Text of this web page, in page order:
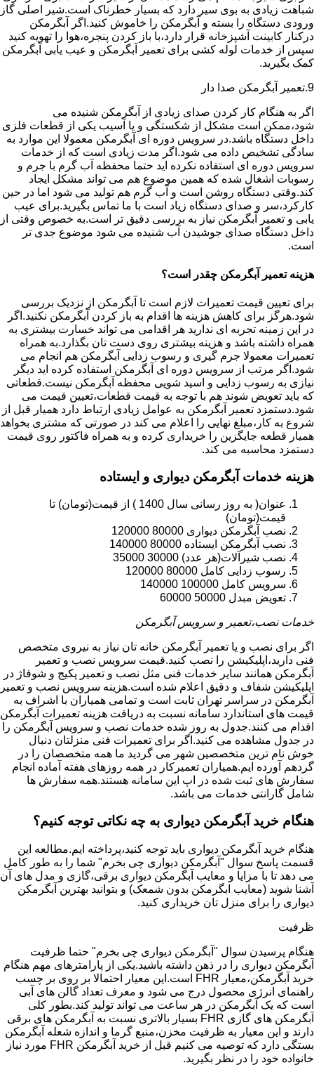
شباهت زیادی به بوی سیر دارد که بسیار خطرناک است.شیر اصلی گاز
ورودی دستگاه را بسته و آبگرمکن را خاموش کنید.اگر آبگرمکن
درکنار کابینت آشپزخانه قرار دارد،با باز کردن پنجره،هوا را تهویه کنید
سپس از خدمات لوله کشی برای تعمیر آبگرمکن و عیب یابی آبگرمکن
کمک بگیرید.
9.تعمیر آبگرمکن صدا دار
اگر به هنگام کار کردن صدای زیادی از آبگرمکن شنیده می
شود،ممکن است مشکل از شکستگی و یا آسیب یکی از قطعات فلزی
داخل دستگاه باشد.در سرویس دوره ای آبگرمکن معمولا این موارد به
سادگی تشخیص داده می شود.اگر مدت زیادی است که از خدمات
سرویس دوره ای استفاده نکرده اید حتما محفظه آب گرم با جرم و
رسوبات اشغال شده که همین موضوع هم می تواند مشکل ایجاد
کند.وقتی دستگاه روشن است و آب گرم هم تولید می شود اما در حین
کارکرد،سر و صدای دستگاه زیاد است با ما تماس بگیرید.برای عیب
یابی و تعمیر آبگرمکن نیاز به بررسی دقیق تر است.به خصوص وقتی از
داخل دستگاه صدای جوشیدن آب شنیده می شود موضوع جدی تر
است.
هزینه تعمیر آبگرمکن چقدر است؟
برای تعیین قیمت تعمیرات لازم است تا آبگرمکن از نزدیک بررسی
شود.هرگز برای کاهش هزینه ها اقدام به باز کردن آبگرمکن نکنید.اگر
در این زمینه تجربه ای ندارید هر اقدامی می تواند خسارت بیشتری به
همراه داشته باشد و هزینه بیشتری روی دست تان بگذارد.به همراه
تعمیرات معمولا جرم گیری و رسوب زدایی آبگرمکن هم انجام می
شود.اگر مرتب از سرویس دوره ای آبگرمکن استفاده کرده اید دیگر
نیازی به رسوب زدایی و اسید شویی محفظه آبگرمکن نیست.قطعاتی
که باید تعویض شوند هم با توجه به قیمت قطعات،تعیین قیمت می
شود.دستمزد تعمیر آبگرمکن به عوامل زیادی ارتباط دارد همیار قبل از
شروع به کار،مبلغ نهایی را اعلام می کند در صورتی که مشتری بخواهد
همیار قطعه جایگزین را خریداری کرده و به همراه فاکتور روی قیمت
دستمزد محاسبه می کند.
هزینه خدمات آبگرمکن دیواری و ایستاده
عنوان( به روز رسانی سال 1400 ) از قیمت(تومان) تا
قیمت(تومان)
نصب آبگرمکن دیواری 80000 120000
نصب آبگرمکن ایستاده 80000 140000
نصب شیرآلات(هر عدد) 30000 35000
رسوب زدایی کامل 80000 120000
سرویس کامل 100000 140000
تعویض مبدل 50000 60000
خدمات نصب،تعمیر و سرویس آبگرمکن
اگر برای نصب و یا تعمیر آبگرمکن خانه تان نیاز به نیروی متخصص
فنی دارید،اپلیکیشن را نصب کنید.قیمت سرویس نصب و تعمیر
آبگرمکن همانند سایر خدمات فنی مثل نصب و تعمیر پکیج و شوفاژ در
اپلیکیشن شفاف و دقیق اعلام شده است.هزینه سرویس نصب و تعمیر
آبگرمکن در سراسر تهران ثابت است و تمامی همیاران با اشراف به
قیمت های استاندارد سامانه نسبت به دریافت هزینه تعمیرات آبگرمکن
اقدام می کنند.جدول به روز شده خدمات نصب و سرویس آبگرمکن را
در جدول مشاهده می کنید.اگر برای تعمیرات فنی منزلتان دنبال
خوش نام ترین متخصصین شهر می گردید ما همه متخصصان را در
گردهم آورده ایم.همیاران تعمیرکار در همه روزهای هفته آماده انجام
سفارش های ثبت شده در اپ این سامانه هستند.همه سفارش ها
شامل گارانتی خدمات می باشد.
هنگام خرید آبگرمکن دیواری به چه نکاتی توجه کنیم؟
هنگام خرید آبگرمکن دیواری باید توجه کنید،پرداخته ایم.مطالعه این
قسمت پاسخ سوال "آبگرمکن دیواری چی بخرم" شما را به طور کامل
می دهد تا با مزایا و معایب آبگرمکن دیواری برقی،گازی و مدل های آن
آشنا شوید (معایب ابگرمکن بدون شمعک) و بتوانید بهترین آبگرمکن
دیواری را برای منزل تان خریداری کنید.
ظرفیت
هنگام پرسیدن سوال "آبگرمکن دیواری چی بخرم" حتما ظرفیت
آبگرمکن دیواری را در ذهن داشته باشید.یکی از پارامترهای مهم هنگام
خرید آبگرمکن،معیار FHR است.این معیار احتمالا بر روی بر چسب
راهنمای انرژی محصول درج می شود و معرف تعداد گالن های آبی
است که یک آبگرمکن در هر ساعت می تواند تولید کند.بطور کلی
آبگرمکن های گازی FHR بسیار بالاتری نسبت به آبگرمکن های برقی
دارند و این معیار به ظرفیت مخزن،منبع گرما و اندازه شعله آبگرمکن
بستگی دارد که توصیه می کنیم قبل از خرید آبگرمکن FHR مورد نیاز
خانواده خود را در نظر بگیرید.